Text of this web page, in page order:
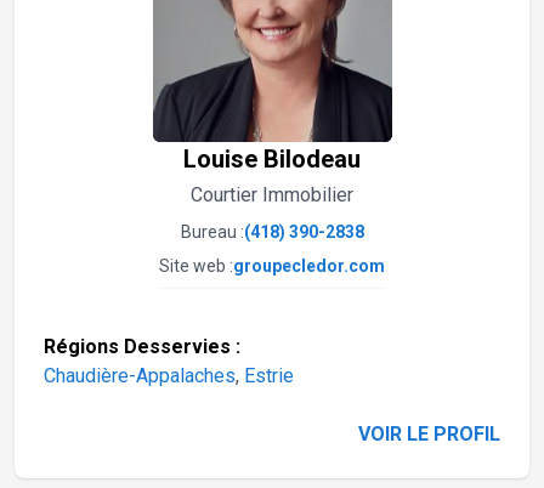
Louise Bilodeau
Courtier Immobilier
Bureau :(418) 390-2838
Site web :groupecledor.com
Régions Desservies :
Chaudière-Appalaches, Estrie
VOIR LE PROFIL